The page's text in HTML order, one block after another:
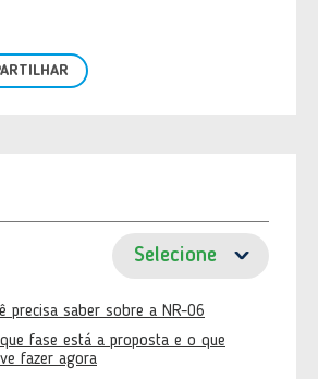
precisa saber sobre a NR-06
que fase está a proposta e o que
fazer agora